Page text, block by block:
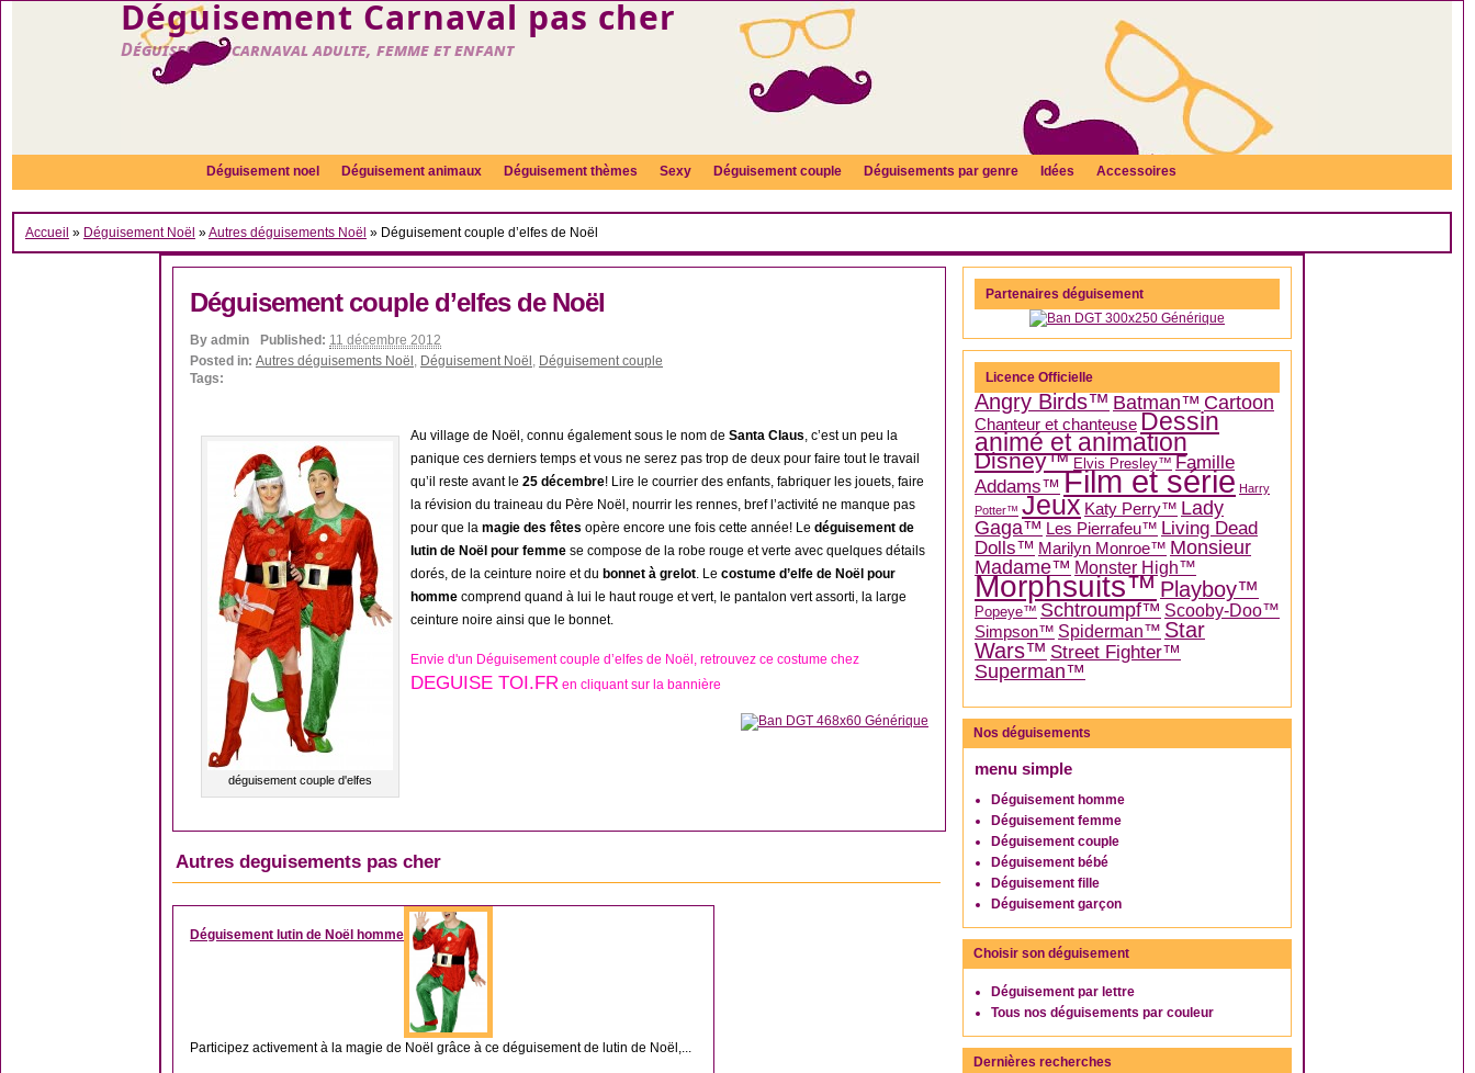
Déguisement Carnaval pas cher
Déguisement carnaval adulte, femme et enfant
Déguisement noel Déguisement animaux Déguisement thèmes Sexy Déguisement couple Déguisements par genre Idées Accessoires
Accueil » Déguisement Noël »Autres déguisements Noël » Déguisement couple d’elfes de Noël
Déguisement couple d’elfes de Noël
By admin Published: 11 décembre 2012
Posted in: Autres déguisements Noël , Déguisement Noël , Déguisement couple
Tags:
déguisement couple d'elfes
Au village de Noël, connu également sous le nom de Santa Claus, c’est un peu la
panique ces derniers temps et vous ne serez pas trop de deux pour faire tout le travail
qu’il reste avant le 25 décembre! Lire le courrier des enfants, fabriquer les jouets, faire
la révision du traineau du Père Noël, nourrir les rennes, bref l’activité ne manque pas
pour que la magie des fêtes opère encore une fois cette année! Le déguisement de
lutin de Noël pour femme se compose de la robe rouge et verte avec quelques détails
dorés, de la ceinture noire et du bonnet à grelot. Le costume d’elfe de Noël pour
homme comprend quand à lui le haut rouge et vert, le pantalon vert assorti, la large
ceinture noire ainsi que le bonnet.
Envie d'un Déguisement couple d’elfes de Noël, retrouvez ce costume chez
DEGUISE TOI.FR en cliquant sur la bannière
Autres deguisements pas cher
AUTRES DÉGUISEMENTS NOËL
Déguisement lutin de Noël homme
Participez activement à la magie de Noël grâce à ce déguisement de lutin de Noël,...
Partenaires déguisement
Licence Officielle
Angry Birds™ Batman™ Cartoon
Chanteur et chanteuse Dessin
animé et animation
Disney™ Elvis Presley™ Famille
Addams™ Film et série Harry
Potter™ Jeux Katy Perry™ Lady
Gaga™ Les Pierrafeu™ Living Dead
Dolls™ Marilyn Monroe™ Monsieur
Madame™ Monster High™
Morphsuits™Playboy™
Popeye™ Schtroumpf™ Scooby-Doo™
Simpson™ Spiderman™ Star
Wars™ Street Fighter™
Superman™
Nos déguisements
menu simple
Déguisement homme
Déguisement femme
Déguisement couple
Déguisement bébé
Déguisement fille
Déguisement garçon
Choisir son déguisement
Déguisement par lettre
Tous nos déguisements par couleur
Dernières recherches